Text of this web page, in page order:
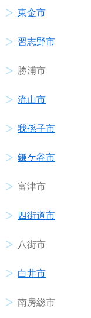
東金市
習志野市
勝浦市
流山市
我孫子市
鎌ケ谷市
富津市
四街道市
八街市
白井市
南房総市